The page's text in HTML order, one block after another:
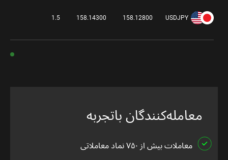
USDJPY
158.12800
158.14300
1.5
معامله‌کنندگان باتجربه
معاملات بیش از ۷۵۰ نماد معاملاتی